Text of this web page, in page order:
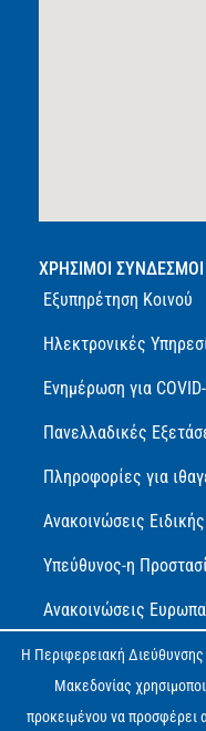
ΧΡΗΣΙΜΟΙ ΣΥΝΔΕΣΜΟΙ
Εξυπηρέτηση Κοινού
Ηλεκτρονικές
Ενημέρωση για
Πανελλαδικές
Πληροφορίες για
Ανακοινώσεις
Υπεύθυνος-η
Ανακοινώσεις
Πολιτική
Δήλωση Ψηφιακής
Η Περιφερειακή
Μακεδονίας
προκειμένου να προσφέρει